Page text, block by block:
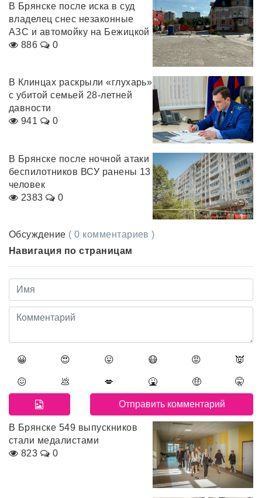
В Брянске после иска в суд
владелец снес незаконные
АЗС и автомойку на Бежицкой
886
0
В Клинцах раскрыли «глухарь»
с убитой семьей 28-летней
давности
941
0
В Брянске после ночной атаки
беспилотников ВСУ ранены 13
человек
2383
0
Обсуждение ( 0 комментариев )
Навигация по страницам
😀 😍 😛 😷 😡 👿
😖 💩 💋 🤮 🤑 🤫
В Брянске 549 выпускников
стали медалистами
823
0